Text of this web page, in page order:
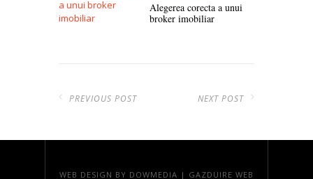
Alegerea corecta a unui
broker imobiliar
PREVIOUS POST NEXT POST
WEB DESIGN BY DOWMEDIA | GAZDUIRE WEB